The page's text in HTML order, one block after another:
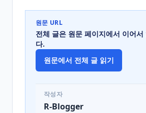
원문 URL
전체 글은 원문 페이지에서 이어서
다.
원문에서 전체 글 읽기
작성자
R-Blogger